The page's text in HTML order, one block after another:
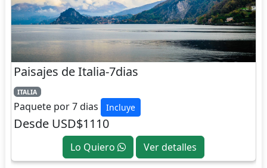
Paisajes de Italia-7dias
ITALIA
Paquete por 7 dias Incluye
Desde USD$1110
Lo Quiero Ver detalles